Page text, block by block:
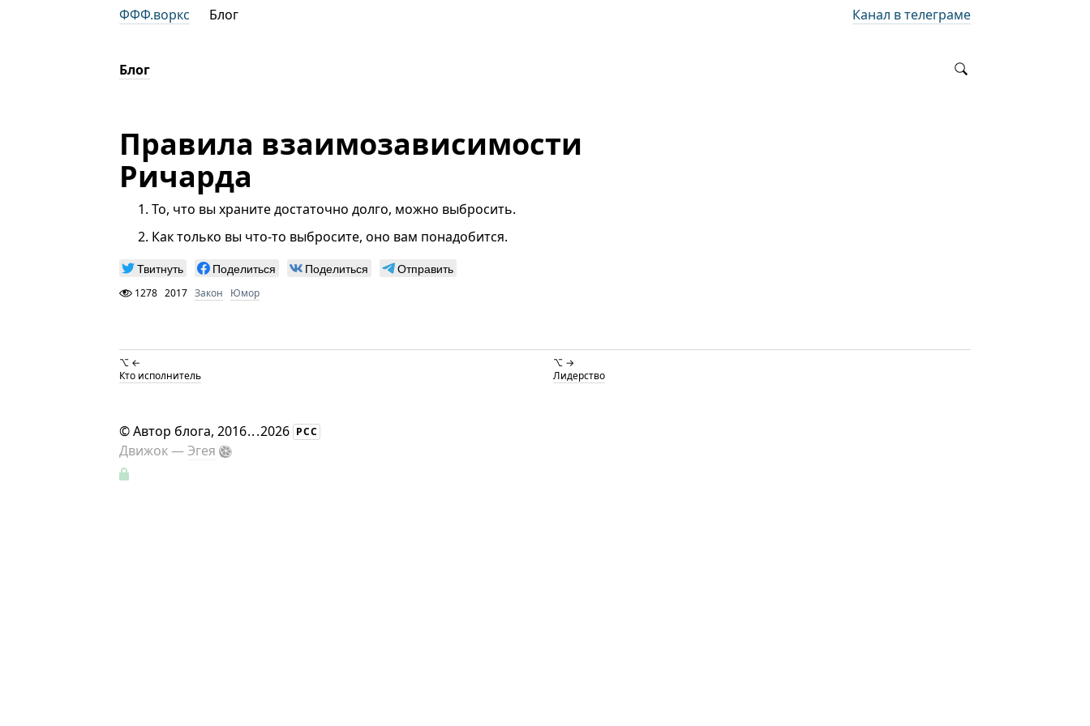
ФФФ.воркс Блог Канал в телеграме
Блог
Правила взаимозависимости
Ричарда
То, что вы храните достаточно долго, можно выбросить.
Как только вы что-то выбросите, оно вам понадобится.
Твитнуть Поделиться Поделиться Отправить
1278 2017 Закон Юмор
⌥ ←
Кто исполнитель
⌥ →
Лидерство
©Автор блога, 2016...2026 РСС
Движок —Эгея